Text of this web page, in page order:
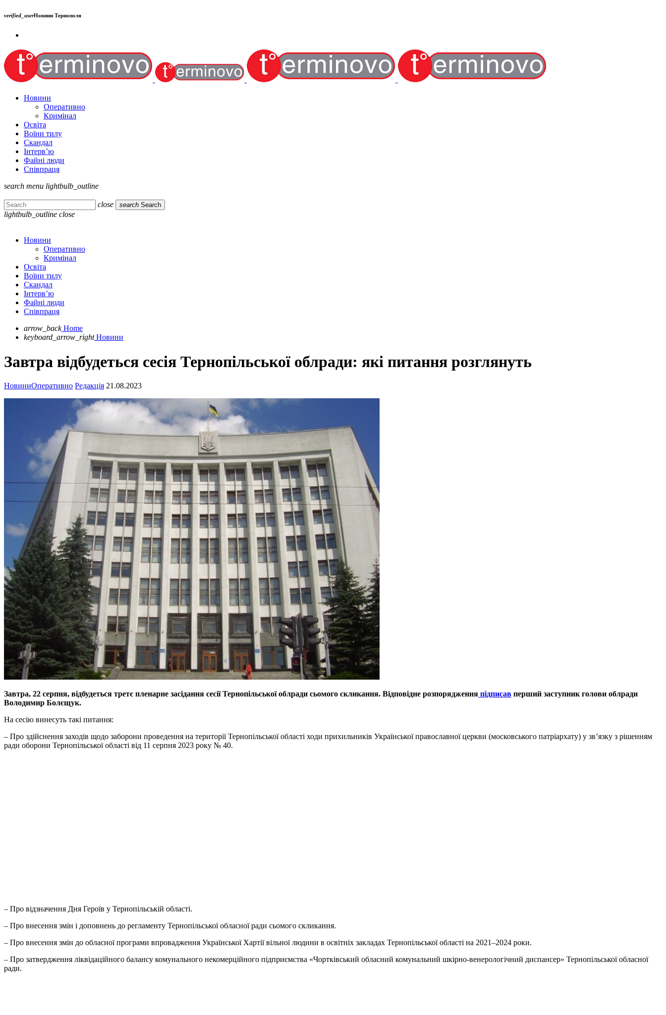
verified_userНовини Тернополя
Новини
Оперативно
Кримінал
Освіта
Воїни тилу
Скандал
Інтерв’ю
Файні люди
Співпраця
search menu lightbulb_outline
close search Search
lightbulb_outline close
Новини
Оперативно
Кримінал
Освіта
Воїни тилу
Скандал
Інтерв’ю
Файні люди
Співпраця
arrow_back Home
keyboard_arrow_right Новини
Завтра відбудеться сесія Тернопільської облради: які питання розглянуть
НовиниОперативно Редакція 21.08.2023
Завтра, 22 серпня, відбудеться третє пленарне засідання сесії Тернопільської облради сьомого скликання. Відповідне розпорядження підписав перший заступник голови облради
Володимир Болєщук.
На сесію винесуть такі питання:
– Про здійснення заходів щодо заборони проведення на території Тернопільської області ходи прихильників Української православної церкви (московського патріархату) у зв’язку з рішенням
ради оборони Тернопільської області від 11 серпня 2023 року № 40.
– Про відзначення Дня Героїв у Тернопільській області.
– Про внесення змін і доповнень до регламенту Тернопільської обласної ради сьомого скликання.
– Про внесення змін до обласної програми впровадження Української Хартії вільної людини в освітніх закладах Тернопільської області на 2021–2024 роки.
– Про затвердження ліквідаційного балансу комунального некомерційного підприємства «Чортківський обласний комунальний шкірно-венерологічний диспансер» Тернопільської обласної
ради.